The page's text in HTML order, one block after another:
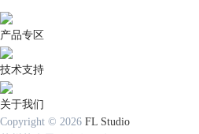
语音属性窗口可以更改语音播放文字，
作的语音文字，值得注意的是目前仅支
语音特征，语音特征包括：个性、样式、
个性就是各种任务声音的选择，比如机
火星人、巨人等，这里制作的是机器人声
样式顾名思义就是声音播放样式，这里
及唱歌。
产品专区
技术支持
关于我们
Copyright © 2026 FL Studio